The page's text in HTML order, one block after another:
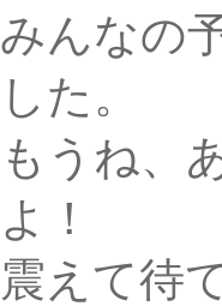
みんなの
した。
もうね、
よ！
震えて待